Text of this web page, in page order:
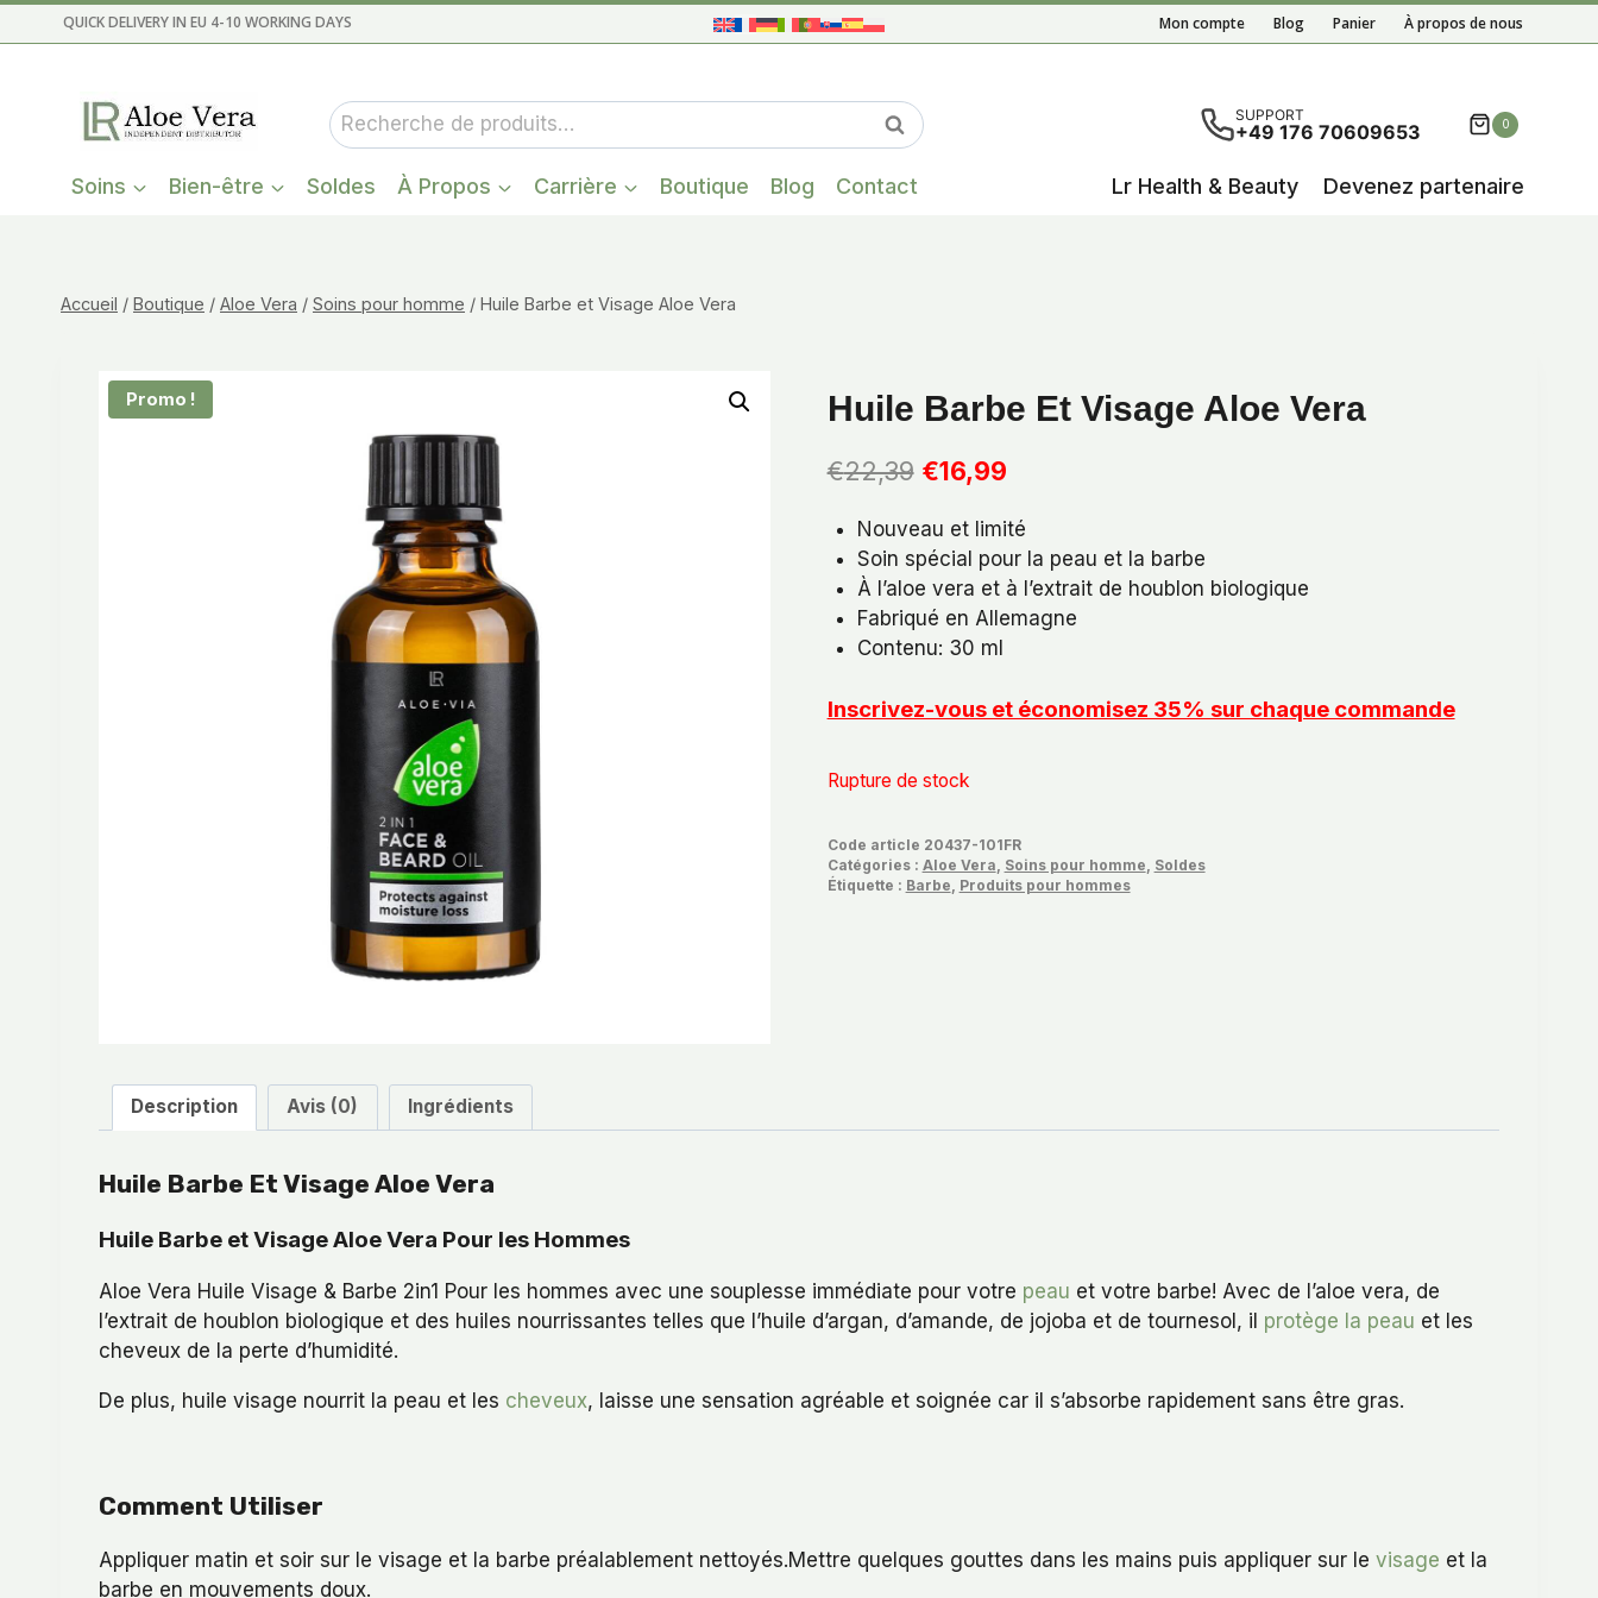
au
QUICK DELIVERY IN EU 4-10 WORKING DAYS Mon compte Blog Panier À propos de nous
Recherche
pour :
RechercheQuand les résultats de l'auto-complétion sont disponibles, utilisez
SUPPORT
+49 176 70609653 0
Soins Bien-être Soldes À Propos Carrière Boutique Blog Contact Lr Health & Beauty Devenez partenaire
Accueil / Boutique / Aloe Vera / Soins pour homme / Huile Barbe et Visage Aloe Vera
Promo ! Huile Barbe Et Visage Aloe Vera
€22,39 Le
initial
était :
€22,39.
€16,99Le
actuel
est :
€16,99.
Nouveau et limité
Soin spécial pour la peau et la barbe
À l’aloe vera et à l’extrait de houblon biologique
Fabriqué en Allemagne
Contenu: 30 ml
Inscrivez-vous et économisez 35% sur chaque commande
Rupture de stock
Code article 20437-101FR
Catégories : Aloe Vera, Soins pour homme, Soldes
Étiquette : Barbe, Produits pour hommes
Description Avis (0) Ingrédients
Huile Barbe Et Visage Aloe Vera
Huile Barbe et Visage Aloe Vera Pour les Hommes
Aloe Vera Huile Visage & Barbe 2in1 Pour les hommes avec une souplesse immédiate pour votre peau et votre barbe! Avec de l’aloe vera, de
l’extrait de houblon biologique et des huiles nourrissantes telles que l’huile d’argan, d’amande, de jojoba et de tournesol, il protège la peau et les
cheveux de la perte d’humidité.
De plus, huile visage nourrit la peau et les cheveux, laisse une sensation agréable et soignée car il s’absorbe rapidement sans être gras.
Comment Utiliser
Appliquer matin et soir sur le visage et la barbe préalablement nettoyés.Mettre quelques gouttes dans les mains puis appliquer sur le visage et la
barbe en mouvements doux.